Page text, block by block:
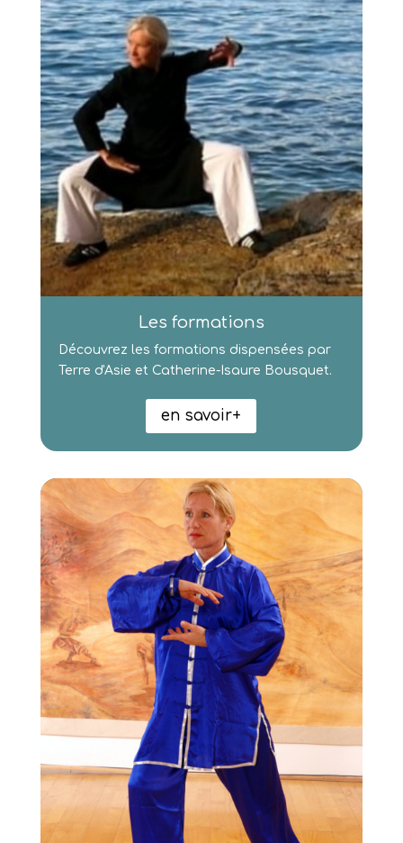
Les formations
Découvrez les formations dispensées par
Terre d'Asie et Catherine-Isaure Bousquet.
en savoir+